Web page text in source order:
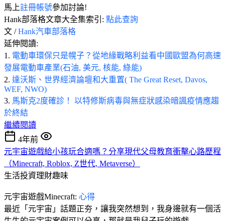
馬上註冊帳號參加討論!
Hank部落格文章大全集索引: 點此查詢
文 /Hank汽車部落格
延伸閱讀:
1. 電動車環保只是幌子？從地緣戰略利益看中國歐盟為何高速
發展電動車產業(石油, 美元, 核能, 綠能)
2. 達沃斯、世界經濟論壇和大重置( The Great Reset, Davos,
WEF, NWO)
3. 馬斯克2度確診！ 以特修斯病毒與無症狀感染暗諷疫情應趨
於終結
繼續閱讀
4年前
元宇宙遊戲給小孩玩合適嗎？分享現代父母教育衝擊心路歷程
（Minecraft, Roblox, Z世代, Metaverse）
生活投資理財趣味
元宇宙遊戲Minecraft: 心得
最近「元宇宙」話題正夯，讓我突然想到，我身邊就有一個活